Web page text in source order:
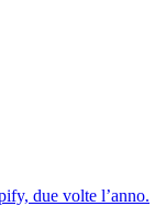
due volte l’anno.